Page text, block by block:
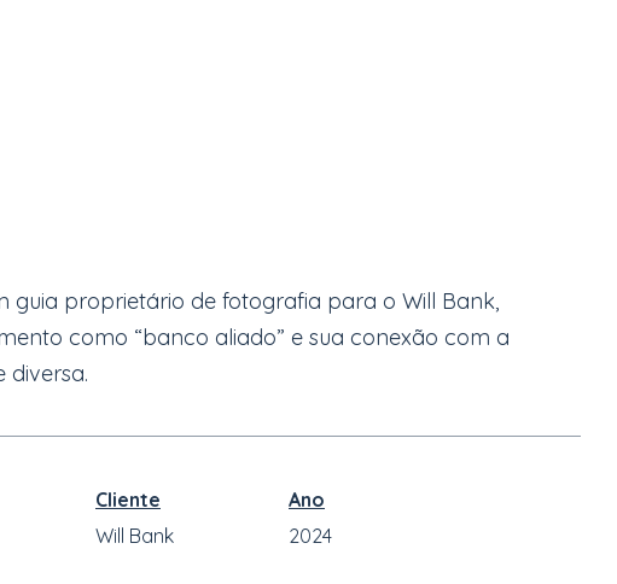
guia proprietário de fotografia para o Will Bank,
como “banco aliado” e sua conexão com a
diversa.
Cliente
Will Bank
Ano
2024